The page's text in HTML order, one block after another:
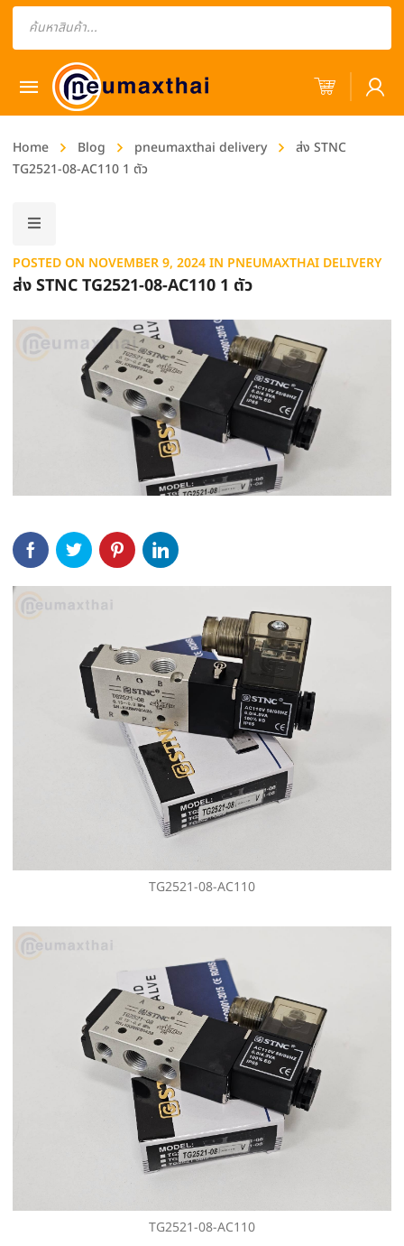
Products
search
Home Blog pneumaxthai delivery
ส่ง STNC
TG2521-08-AC110 1 ตัว
POSTED ON NOVEMBER 9, 2024IN PNEUMAXTHAI DELIVERY
ส่ง STNC TG2521-08-AC110 1 ตัว
TG2521-08-AC110
TG2521-08-AC110